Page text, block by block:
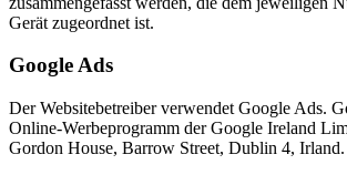
Gerät zugeordnet ist.
Google Ads
Der Websitebetreiber verwendet Google Ads.
Online-Werbeprogramm der Google Ireland
Gordon House, Barrow Street, Dublin 4, Irland.